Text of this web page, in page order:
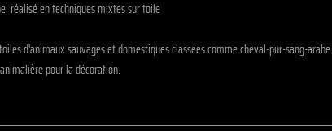
réalisé en techniques mixtes sur toile
d'animaux sauvages et domestiques classées comme cheval-pur-sang-arabe.
pour la décoration.